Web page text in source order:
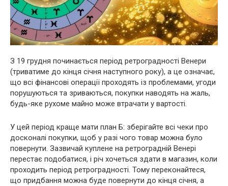
З 19 грудня починається період ретроградності Венери
(триватиме до кінця січня наступного року), а це означає,
що всі фінансові операції проходять із проблемами, угоди
порушуються та зриваються, покупки наводять на жаль,
будь-яке рухоме майно може втрачати у вартості.
У цей період краще мати план Б: зберігайте всі чеки про
досконалі покупки, щоб у разі чого товар можна було
повернути. Зазвичай куплене на ретроградній Венері
перестає подобатися, і річ хочеться здати в магазин, коли
проходить період ретроградності. Тому переконайтеся,
що придбання можна буде повернути до кінця січня, а